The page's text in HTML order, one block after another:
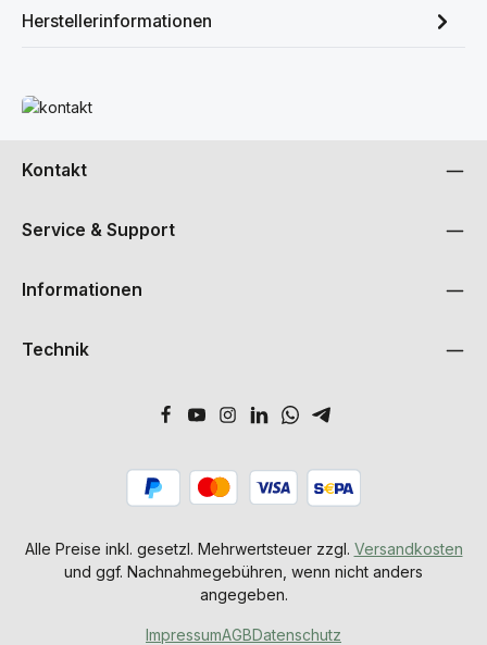
Herstellerinformationen
Mehr erfahren
Kontakt
Service & Support
Informationen
Technik
Alle Preise inkl. gesetzl. Mehrwertsteuer zzgl. Versandkosten
und ggf. Nachnahmegebühren, wenn nicht anders
angegeben.
ImpressumAGBDatenschutz